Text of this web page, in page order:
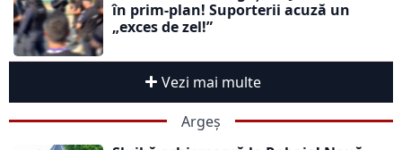
în prim-plan! Suporterii acuză un
„exces de zel!”
Vezi mai multe
Argeș